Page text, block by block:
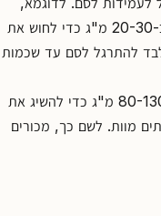
אדם שבפעם הראשונה היה לו די במנה של כ-20-30 מ"ג כדי לחוש את
להתרגל לסם עד שכמות
תשפיע עליו כלל, והוא יאלץ להשתמש ב כ-80-130 מ"ג כדי להשיג את
מוות. לשם כך, מכורים